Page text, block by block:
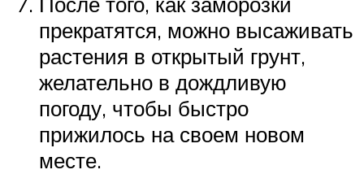
прекратятся, можно высаживать
растения в открытый грунт,
желательно в дождливую
погоду, чтобы быстро
прижилось на своем новом
месте.